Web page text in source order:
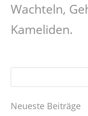
Wachteln,
Kameliden.
Suchen
nach:
Neueste Beiträge